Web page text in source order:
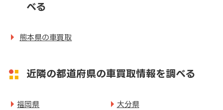
べる
熊本県の車買取
近隣の都道府県の車買取情報を調べる
福岡県
大分県